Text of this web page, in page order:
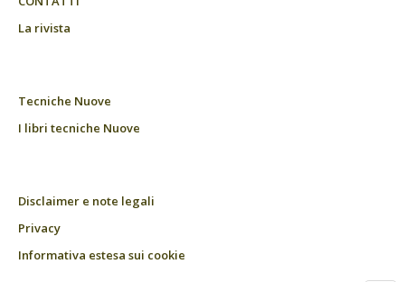
La rivista
Tecniche Nuove
I libri tecniche Nuove
Disclaimer e note legali
Privacy
Informativa estesa sui cookie